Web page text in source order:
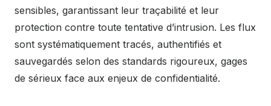
sensibles, garantissant leur traçabilité et leur
protection contre toute tentative d’intrusion. Les flux
sont systématiquement tracés, authentifiés et
sauvegardés selon des standards rigoureux, gages
de sérieux face aux enjeux de confidentialité.